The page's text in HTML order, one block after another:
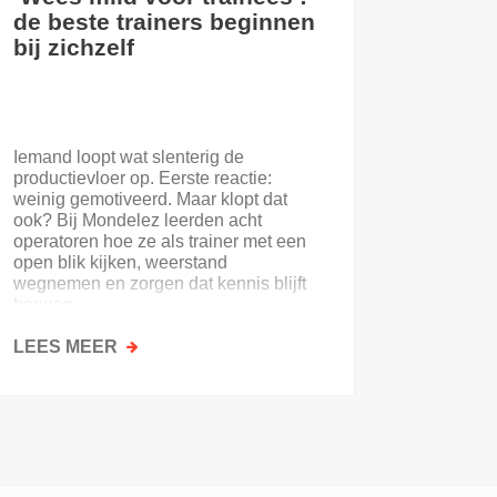
de beste trainers beginnen
bij zichzelf
Iemand loopt wat slenterig de
productievloer op. Eerste reactie:
weinig gemotiveerd. Maar klopt dat
ook? Bij Mondelez leerden acht
operatoren hoe ze als trainer met een
open blik kijken, weerstand
wegnemen en zorgen dat kennis blijft
hangen.
LEES MEER OVER